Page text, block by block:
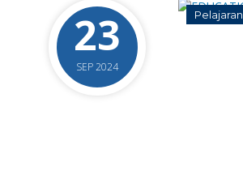
23
SEP 2024
Pelajaran